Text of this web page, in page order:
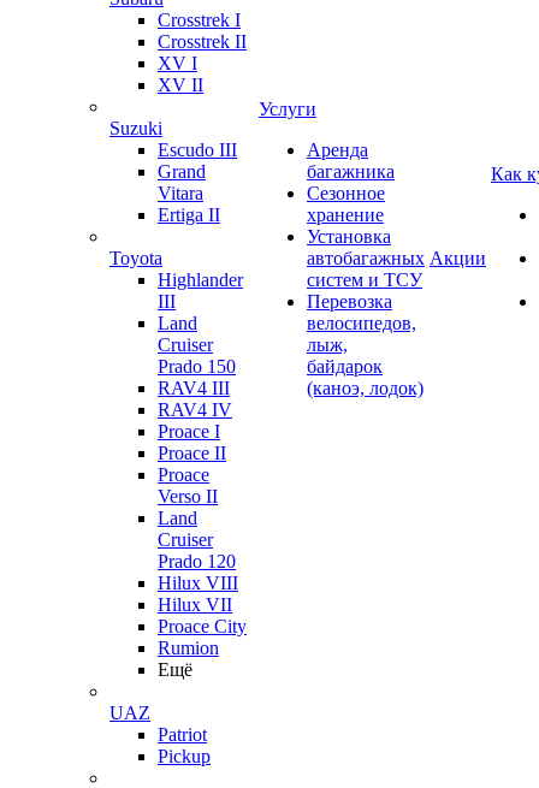
Crosstrek I
Crosstrek II
XV I
XV II
Suzuki
Escudo III
Grand
Vitara
Ertiga II
Toyota
Highlander
III
Land
Cruiser
Prado 150
RAV4 III
RAV4 IV
Proace I
Proace II
Proace
Verso II
Land
Cruiser
Prado 120
Hilux VIII
Hilux VII
Proace City
Rumion
Ещё
UAZ
Patriot
Pickup
Услуги
Аренда
багажника
Сезонное
хранение
Установка
автобагажных
систем и ТСУ
Перевозка
велосипедов,
лыж,
байдарок
(каноэ, лодок)
Акции
Как